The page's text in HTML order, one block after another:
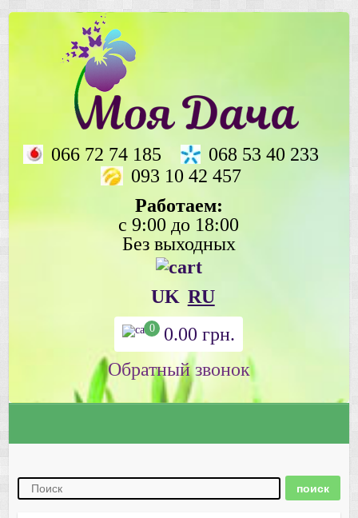
066 72 74 185
068 53 40 233
093 10 42 457
Работаем:
с 9:00 до 18:00
Без выходных
UK RU
0 0.00грн.